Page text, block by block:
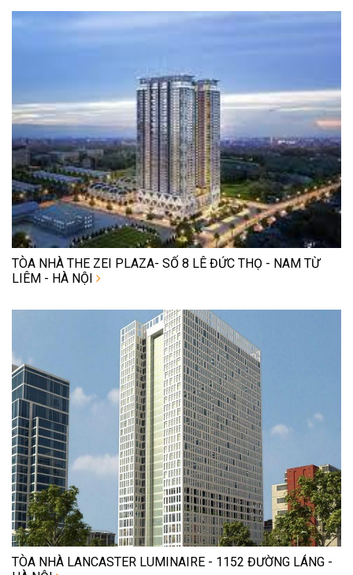
TÒA NHÀ THE ZEI PLAZA- SỐ 8 LÊ ĐỨC THỌ - NAM TỪ
LIÊM - HÀ NỘI
TÒA NHÀ LANCASTER LUMINAIRE - 1152 ĐƯỜNG LÁNG -